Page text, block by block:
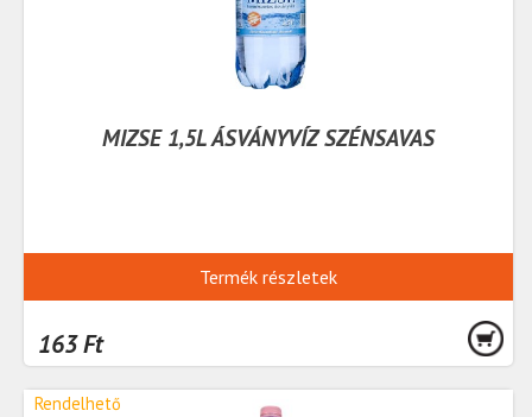
MIZSE 1,5L ÁSVÁNYVÍZ SZÉNSAVAS
Termék részletek
163 Ft
Rendelhető